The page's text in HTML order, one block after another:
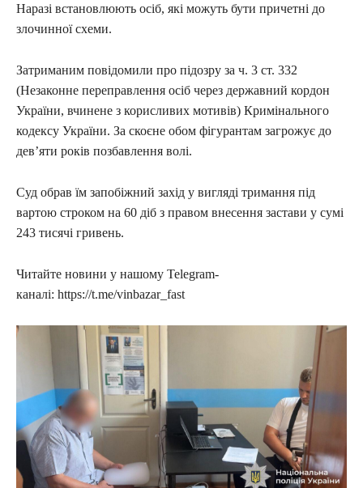
Наразі встановлюють осіб, які можуть бути причетні до
злочинної схеми.
Затриманим повідомили про підозру за ч. 3 ст. 332
(Незаконне переправлення осіб через державний кордон
України, вчинене з корисливих мотивів) Кримінального
кодексу України. За скоєне обом фігурантам загрожує до
девʼяти років позбавлення волі.
Суд обрав їм запобіжний захід у вигляді тримання під
вартою строком на 60 діб з правом внесення застави у сумі
243 тисячі гривень.
Читайте новини у нашому Telegram-
каналі: https://t.me/vinbazar_fast